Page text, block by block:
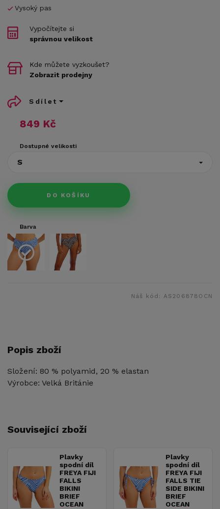
Vysoký pas
849 Kč
Dostupné velikosti
S
DO KOŠÍKU
Vypočítejte si
správnou velikost
Kde můžete vyzkoušet?
Zobrazit prodejny
Sdílet
Barva
Náš kód: AS206878OCN
Popis zboží
Složení: 80 % polyamid, 20 % elastan
Výrobce: Velká Británie
Související zboží
Plavky
spodní díl
FREYA FIJI
FALLS
BIKINI
BRIEF
OCEAN
Plavky
spodní díl
FREYA FIJI
FALLS TIE
SIDE BIKINI
BRIEF
OCEAN